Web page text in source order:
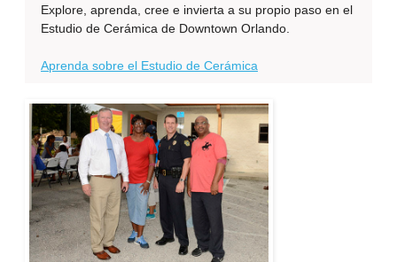
Explore, aprenda, cree e invierta a su propio paso en el
Estudio de Cerámica de Downtown Orlando.
Aprenda sobre el Estudio de Cerámica